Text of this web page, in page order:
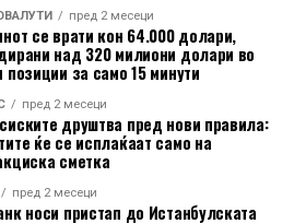
пред 2 месеци
се врати кон 64.000 долари,
над 320 милиони долари во
позиции за само 15 минути
пред 2 месеци
друштва пред нови правила:
ќе се исплаќаат само на
сметка
пред 2 месеци
носи пристап до Истанбулската